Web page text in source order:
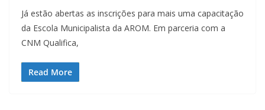
Já estão abertas as inscrições para mais uma capacitação
da Escola Municipalista da AROM. Em parceria com a
CNM Qualifica,
Read More